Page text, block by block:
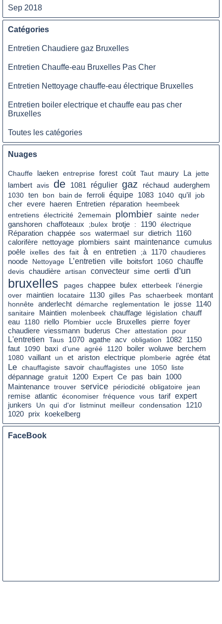
Sep 2018
Catégories
Entretien Chaudiere gaz Bruxelles
Entretien Chauffe-eau Bruxelles Pas Cher
Entretien Nettoyage chauffe-eau électrique Bruxelles
Entretien boiler electrique et chauffe eau pas cher
Bruxelles
Toutes les catégories
Nuages
Chauffe laeken entreprise forest coût Taut maury La
jette
lambert avis de 1081 régulier gaz réchaud auderghem
1030 ten bon bain de ferroli équipe 1083 1040 qu’il job
cher evere haeren Entretien réparation
heembeek
entretiens électricité 2ememain plombier sainte
neder
ganshoren chaffoteaux ;bulex brotje : 1190 électrique
Réparation chappée sos watermael sur dietrich
1160
calorifère
nettoyage plombiers saint maintenance cumulus
poêle
ixelles des fait à en entretien ;à 1170 chaudieres
noode
Nettoyage L’entretien ville boitsfort 1060 chauffe
devis chaudière artisan convecteur sime oertli d’un
bruxelles pages chappee bulex etterbeek
l’énergie
over
maintien locataire 1130 gilles Pas schaerbeek montant
honnête anderlecht démarche reglementation le josse
1140
sanitaire
Maintien molenbeek chauffage législation chauff
eau 1180 riello Plombier uccle Bruxelles pierre foyer
chaudiere viessmann buderus Cher attestation pour
L'entretien Taus 1070 agathe acv obligation 1082 1150
faut 1090 baxi d’une agréé 1120 boiler woluwe
berchem
1080 vaillant un et ariston electrique plomberie agrée état
Le chauffagiste savoir chauffagistes une 1050
liste
dépannage gratuit 1200 Expert Ce pas bain
1000
Maintenance trouver service périodicité obligatoire jean
remise atlantic économiser fréquence vous tarif expert
junkers Un qui d'or listminut meilleur condensation
1210
1020
prix koekelberg
FaceBook